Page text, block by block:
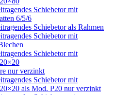
Schiebetor mit
6/5/6
Schiebetor als Rahmen
Schiebetor mit
Schiebetor mit
nur verzinkt
Schiebetor mit
als Mod. P20 nur verzinkt